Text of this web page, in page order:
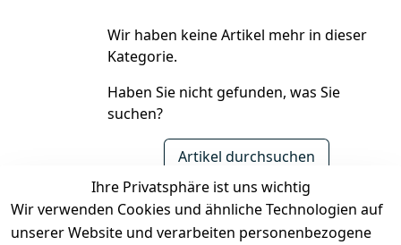
Wir haben keine Artikel mehr in dieser
Kategorie.
Haben Sie nicht gefunden, was Sie
suchen?
Artikel durchsuchen
Ihre Privatsphäre ist uns wichtig
Wir verwenden Cookies und ähnliche Technologien auf
unserer Website und verarbeiten personenbezogene